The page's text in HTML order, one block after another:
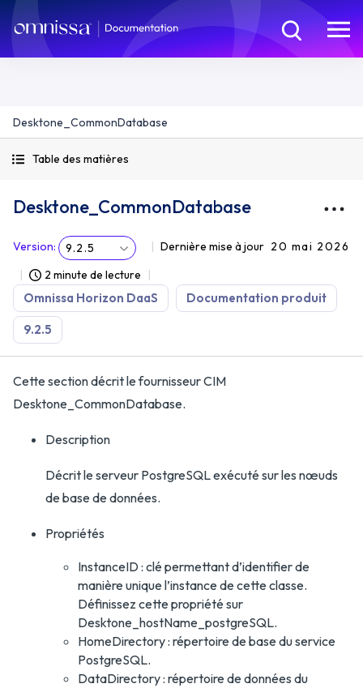
Desktone_CommonDatabase
Table des matières
Desktone_CommonDatabase
Version: 9.2.5 Dernière mise à jour 20 mai 2026
2 minute de lecture
Omnissa Horizon DaaS Documentation produit
9.2.5
Cette section décrit le fournisseur CIM
Desktone_CommonDatabase.
Description
Décrit le serveur PostgreSQL exécuté sur les nœuds
de base de données.
Propriétés
InstanceID : clé permettant d’identifier de
manière unique l’instance de cette classe.
Définissez cette propriété sur
Desktone_hostName_postgreSQL.
HomeDirectory : répertoire de base du service
PostgreSQL.
DataDirectory : répertoire de données du